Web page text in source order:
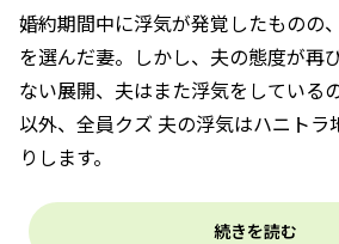
婚約期間中に浮気が発覚したものの
を選んだ妻。しかし、夫の態度が再
ない展開、夫はまた浮気をしてい
以外、全員クズ 夫の浮気はハニトラ
りします。
続きを読む